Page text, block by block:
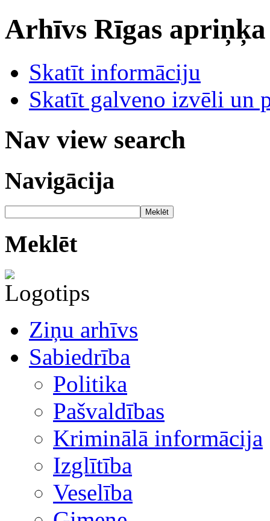
Arhīvs Rīgas
Skatīt informāciju
Skatīt galveno izvēli un
Nav view search
Navigācija
Meklēt
Meklēt
Ziņu arhīvs
Sabiedrība
Politika
Pašvaldības
Kriminālā informācija
Izglītība
Veselība